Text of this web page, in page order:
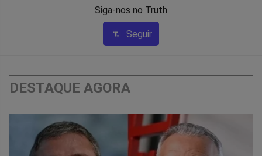
Siga-nos no Truth
Seguir
DESTAQUE AGORA